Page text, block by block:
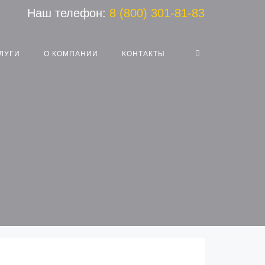
Наш телефон: 8 (800) 301-81-83
О КОМПАНИИ КОНТАКТЫ